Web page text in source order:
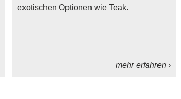
exotischen Optionen wie Teak.
mehr erfahren ›